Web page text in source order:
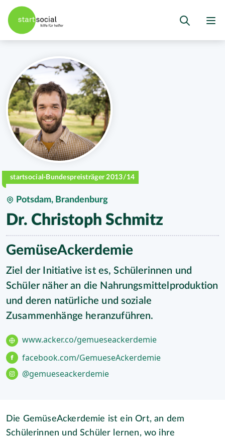
startsocial-Bundespreisträger 2013/14
Potsdam, Brandenburg
Dr. Christoph Schmitz
GemüseAckerdemie
Ziel der Initiative ist es, Schülerinnen und
Schüler näher an die Nahrungsmittelproduktion
und deren natürliche und soziale
Zusammenhänge heranzuführen.
www.acker.co/gemueseackerdemie
facebook.com/GemueseAckerdemie
@gemueseackerdemie
Die GemüseAckerdemie ist ein Ort, an dem
Schülerinnen und Schüler lernen, wo ihre